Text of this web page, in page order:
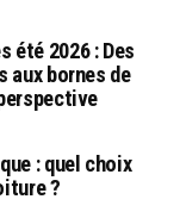
été 2026 : Des
aux bornes de
: quel choix
?